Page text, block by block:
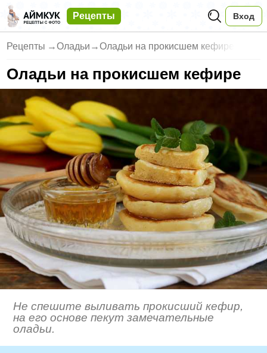
Рецепты Вход
Рецепты →Оладьи →Оладьи на прокисшем кефире
Оладьи на прокисшем кефире
Не спешите выливать прокисший кефир,
на его основе пекут замечательные
оладьи.